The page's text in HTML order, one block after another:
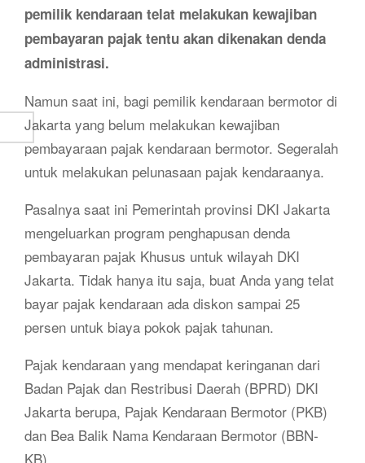
pemilik kendaraan telat melakukan kewajiban
pembayaran pajak tentu akan dikenakan denda
administrasi.
Namun saat ini, bagi pemilik kendaraan bermotor di
Jakarta yang belum melakukan kewajiban
pembayaraan pajak kendaraan bermotor. Segeralah
untuk melakukan pelunasaan pajak kendaraanya.
Pasalnya saat ini Pemerintah provinsi DKI Jakarta
mengeluarkan program penghapusan denda
pembayaran pajak Khusus untuk wilayah DKI
Jakarta. Tidak hanya itu saja, buat Anda yang telat
bayar pajak kendaraan ada diskon sampai 25
persen untuk biaya pokok pajak tahunan.
Pajak kendaraan yang mendapat keringanan dari
Badan Pajak dan Restribusi Daerah (BPRD) DKI
Jakarta berupa, Pajak Kendaraan Bermotor (PKB)
dan Bea Balik Nama Kendaraan Bermotor (BBN-
KB).